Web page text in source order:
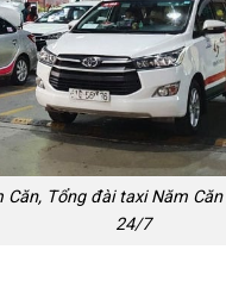
Căn, Tổng đài taxi Năm
24/7